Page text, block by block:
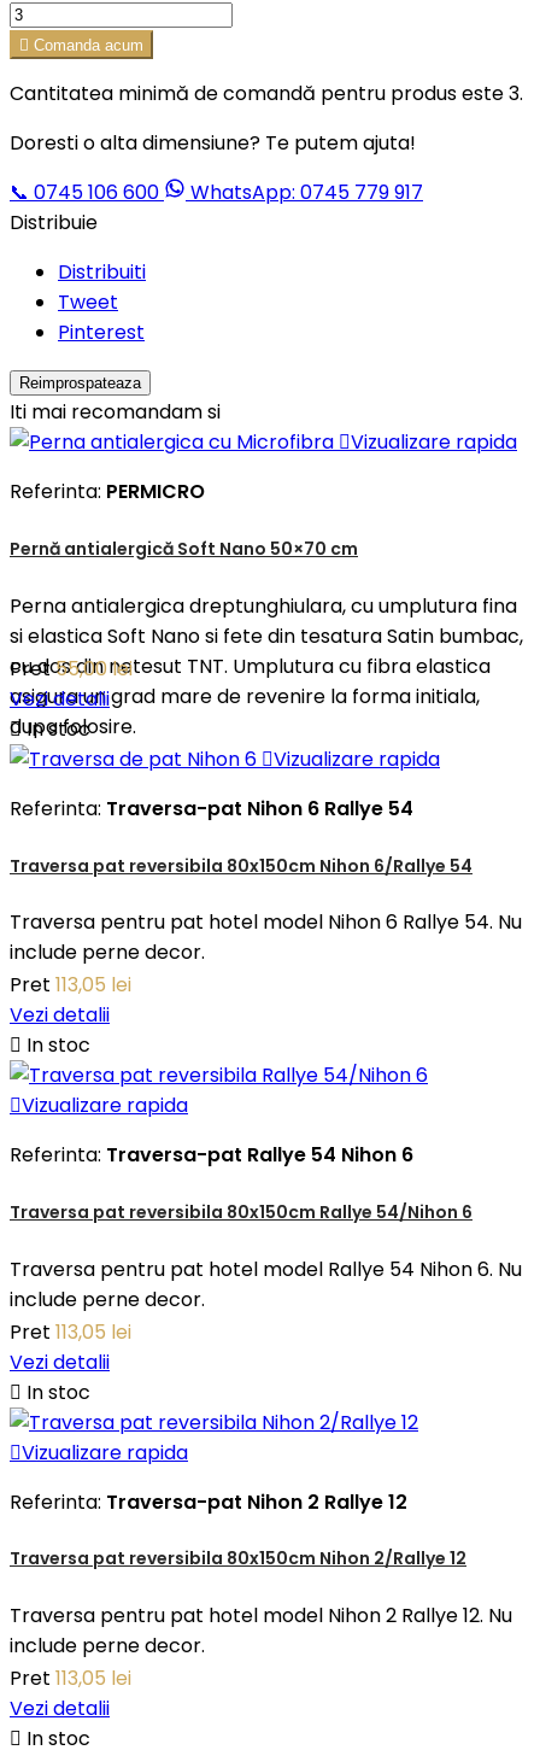
 Comanda acum
Cantitatea minimă de comandă pentru produs este 3.
Doresti o alta dimensiune? Te putem ajuta!
📞 0745 106 600
WhatsApp: 0745 779 917
Distribuie
Distribuiti
Tweet
Pinterest
Iti mai recomandam si
Vizualizare rapida
Referinta: PERMICRO
Pernă antialergică Soft Nano 50×70 cm
Perna antialergica dreptunghiulara, cu umplutura fina
si elastica Soft Nano si fete din tesatura Satin bumbac,
cu dos din netesut TNT. Umplutura cu fibra elastica
asigura un grad mare de revenire la forma initiala,
dupa folosire.
Pret55,00 lei
Vezi detalii
In stoc
Vizualizare rapida
Referinta: Traversa-pat Nihon 6 Rallye 54
Traversa pat reversibila 80x150cm Nihon 6/Rallye 54
Traversa pentru pat hotel model Nihon 6 Rallye 54. Nu
include perne decor.
Pret 113,05 lei
Vezi detalii
 In stoc
Vizualizare rapida
Referinta: Traversa-pat Rallye 54 Nihon 6
Traversa pat reversibila 80x150cm Rallye 54/Nihon 6
Traversa pentru pat hotel model Rallye 54 Nihon 6. Nu
include perne decor.
Pret 113,05 lei
Vezi detalii
 In stoc
Vizualizare rapida
Referinta: Traversa-pat Nihon 2 Rallye 12
Traversa pat reversibila 80x150cm Nihon 2/Rallye 12
Traversa pentru pat hotel model Nihon 2 Rallye 12. Nu
include perne decor.
Pret 113,05 lei
Vezi detalii
 In stoc